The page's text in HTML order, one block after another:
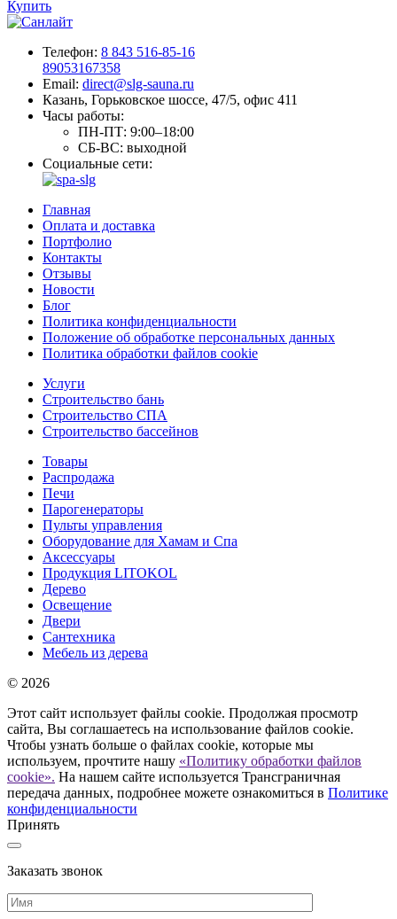
Купить
Телефон: 8 843 516-85-16
89053167358
Email: direct@slg-sauna.ru
Казань, Горьковское шоссе, 47/5, офис 411
Часы работы:
ПН-ПТ: 9:00–18:00
СБ-ВС: выходной
Социальные сети:
Главная
Оплата и доставка
Портфолио
Контакты
Отзывы
Новости
Блог
Политика конфиденциальности
Положение об обработке персональных данных
Политика обработки файлов cookie
Услуги
Строительство бань
Строительство СПА
Строительство бассейнов
Товары
Распродажа
Печи
Парогенераторы
Пульты управления
Оборудование для Хамам и Спа
Аксессуары
Продукция LITOKOL
Дерево
Освещение
Двери
Сантехника
Мебель из дерева
© 2026
Этот сайт использует файлы cookie. Продолжая просмотр
сайта, Вы соглашаетесь на использование файлов cookie.
Чтобы узнать больше о файлах cookie, которые мы
используем, прочтите нашу «Политику обработки файлов
cookie». На нашем сайте используется Трансграничная
передача данных, подробнее можете ознакомиться в Политике
конфиденциальности
Принять
Заказать звонок